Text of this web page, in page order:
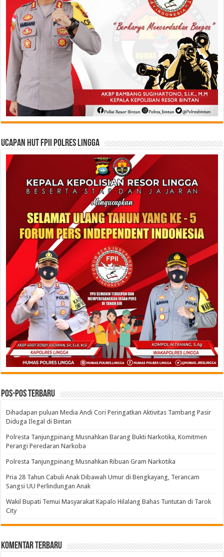
Ucapan HUT FPII Polres Lingga
Pos-pos Terbaru
Dihadapan puluan Media Andi Cori Peringatkan Aktivitas Tambang Pasir
Diduga Ilegal di Bintan
Polresta Tanjungpinang Musnahkan Barang Bukti Narkotika, Komitmen
Perangi Peredaran Narkoba
Polresta Tanjungpinang Musnahkan Ribuan Gram Narkotika
Pria 28 Tahun Cabuli Anak Dibawah Umur di Bengkayang, Terancam
Sangsi UU Perlindungan Anak
Wakil Bupati Temui Masyarakat Kapalo Hilalang Bahas Tuntutan di Tarok
City
Komentar Terbaru